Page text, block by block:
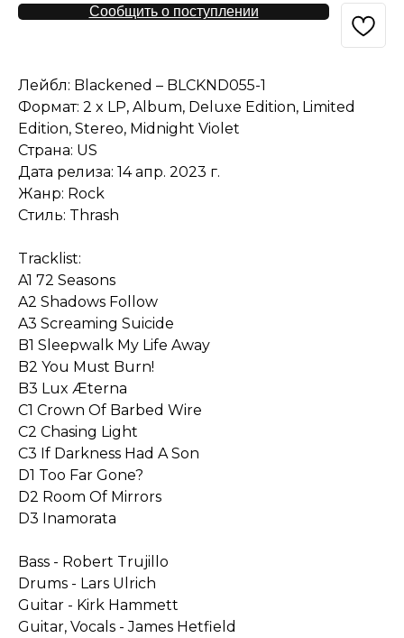
Сообщить о поступлении
Лейбл: Blackened – BLCKND055-1
Формат: 2 x LP, Album, Deluxe Edition, Limited
Edition, Stereo, Midnight Violet
Страна: US
Дата релиза: 14 апр. 2023 г.
Жанр: Rock
Стиль: Thrash
Tracklist:
A1 72 Seasons
A2 Shadows Follow
A3 Screaming Suicide
B1 Sleepwalk My Life Away
B2 You Must Burn!
B3 Lux Æterna
C1 Crown Of Barbed Wire
C2 Chasing Light
C3 If Darkness Had A Son
D1 Too Far Gone?
D2 Room Of Mirrors
D3 Inamorata
Bass - Robert Trujillo
Drums - Lars Ulrich
Guitar - Kirk Hammett
Guitar, Vocals - James Hetfield